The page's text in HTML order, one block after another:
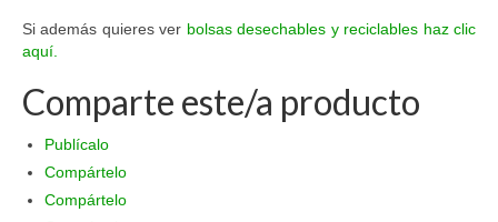
Si además quieres ver bolsas desechables y reciclables haz clic
aquí.
Comparte este/a producto
Publícalo
Compártelo
Compártelo